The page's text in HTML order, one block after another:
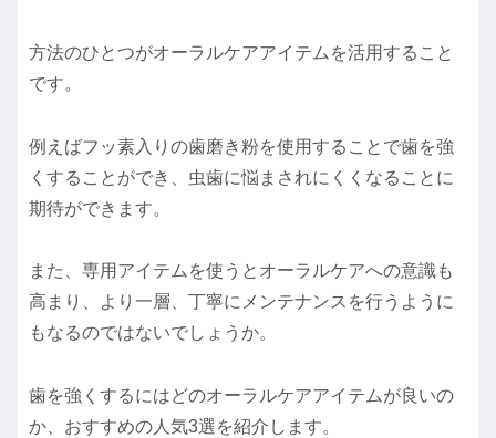
方法のひとつがオーラルケアアイテムを活用すること
です。
例えばフッ素入りの歯磨き粉を使用することで歯を強
くすることができ、虫歯に悩まされにくくなることに
期待ができます。
また、専用アイテムを使うとオーラルケアへの意識も
高まり、より一層、丁寧にメンテナンスを行うように
もなるのではないでしょうか。
歯を強くするにはどのオーラルケアアイテムが良いの
か、おすすめの人気3選を紹介します。